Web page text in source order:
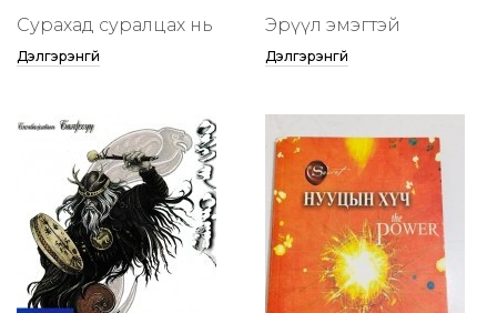
Сурахад суралцах нь
Дэлгэрэнгүй
Эрүүл эмэгтэй
Дэлгэрэнгүй